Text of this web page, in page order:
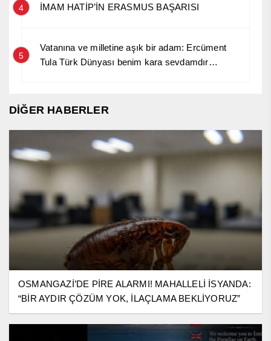
4 İMAM HATİP’İN ERASMUS BAŞARISI
5
Vatanına ve milletine aşık bir adam: Ercüment
Tula Türk Dünyası benim kara sevdamdır…
DİĞER HABERLER
OSMANGAZİ’DE PİRE ALARMI! MAHALLELİ İSYANDA:
“BİR AYDIR ÇÖZÜM YOK, İLAÇLAMA BEKLİYORUZ”